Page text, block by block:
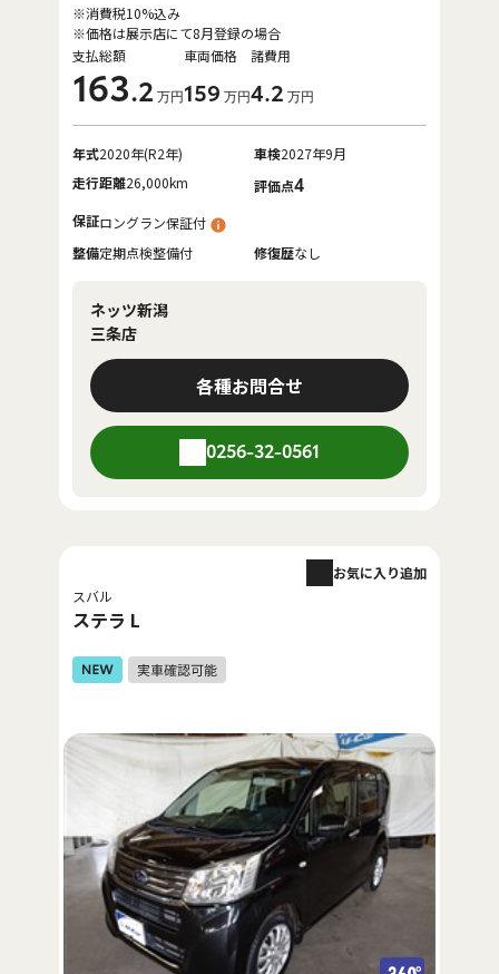
支払総額
163.2 万円
車両価格
159 万円
諸費用
4.2 万円
※消費税10%込み
※価格は展示店にて8月登録の場合
年式2020年(R2年) 車検2027年9月
走行距離26,000km 評価点4
保証ロングラン保証付
整備定期点検整備付 修復歴なし
ネッツ新潟
三条店
各種お問合せ
0256-32-0561
スバル
ステラ L
お気に入り追加